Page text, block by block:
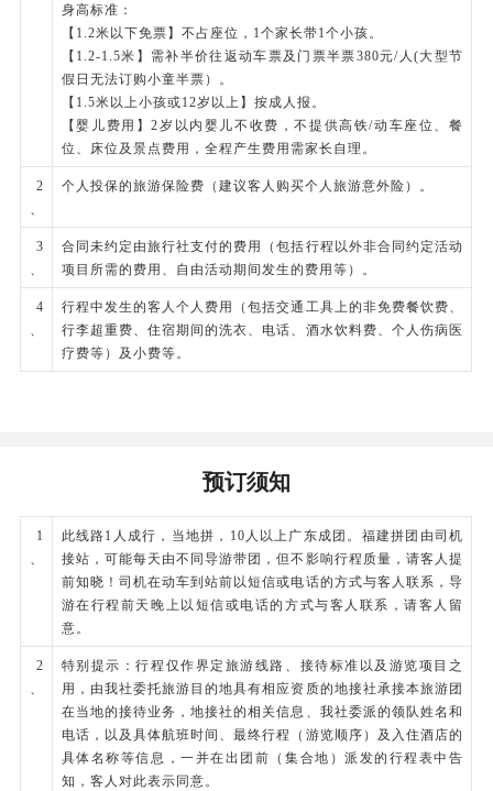
里，可以俯瞰美丽厦门，远眺台湾海峡，双子塔楼
高300米，观光厅位于双子塔顶层，拥有360°全玻
璃透明视角，坐拥全城最佳风景。还可步行至【演
武大桥观景台】：国内距离海平面最低的高架桥，
跨海而建，盘盘旋旋。
午餐安排最具老厦门文艺气息的【沙坡尾•吃堡】
用餐：1-5层汇聚厦门、漳州、泉州三地美食，从
味蕾出发，直达闽南传统文化的精华。
下午车送动车站，乘动车前往深圳北，后换乘高铁
返回广州南（晚餐于动车上自行安排），结束愉快
行程。
餐饮
身高标准：
【1.2米以下免票】不占座位，1个家长带1个小孩。
【1.2-1.5米】需补半价往返动车票及门票半票380元/人(大型节
假日无法订购小童半票）。
【1.5米以上小孩或12岁以上】按成人报。
【婴儿费用】2岁以内婴儿不收费，不提供高铁/动车座位、餐
位、床位及景点费用，全程产生费用需家长自理。
2
个人投保的旅游保险费（建议客人购买个人旅游意外险）。
3
合同未约定由旅行社支付的费用（包括行程以外非合同约定活动
项目所需的费用、自由活动期间发生的费用等）。
4
行程中发生的客人个人费用（包括交通工具上的非免费餐饮费、
行李超重费、住宿期间的洗衣、电话、酒水饮料费、个人伤病医
疗费等）及小费等。
预订须知
1
、
此线路1人成行，当地拼，10人以上广东成团。福建拼团由司机
接站，可能每天由不同导游带团，但不影响行程质量，请客人提
前知晓！司机在动车到站前以短信或电话的方式与客人联系，导
游在行程前天晚上以短信或电话的方式与客人联系，请客人留
意。
2
、
特别提示：行程仅作界定旅游线路、接待标准以及游览项目之
用，由我社委托旅游目的地具有相应资质的地接社承接本旅游团
在当地的接待业务，地接社的相关信息、我社委派的领队姓名和
电话，以及具体航班时间、最终行程（游览顺序）及入住酒店的
具体名称等信息，一并在出团前（集合地）派发的行程表中告
知，客人对此表示同意。